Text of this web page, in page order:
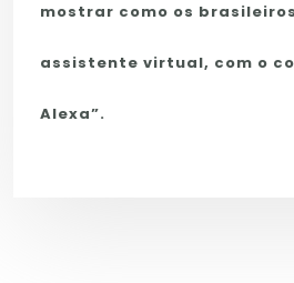
mostrar como os
assistente virtual, com o
Alexa”.